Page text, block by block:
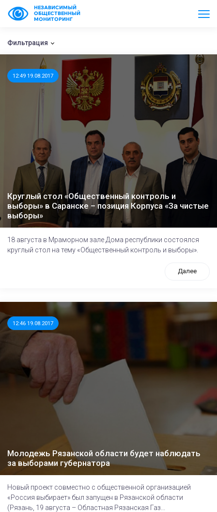
НЕЗАВИСИМЫЙ
ОБЩЕСТВЕННЫЙ
МОНИТОРИНГ
Фильтрация
12:49 19.08.2017
Круглый стол «Общественный контроль и
выборы» в Саранске – позиция Корпуса «За чистые
выборы»
18 августа в Мраморном зале Дома республики состоялся
круглый стол на тему «Общественный контроль и выборы».
Далее
12:46 19.08.2017
Молодежь Рязанской области будет наблюдать
за выборами губернатора
Новый проект совместно с общественной организацией
«Россия выбирает» был запущен в Рязанской области
(Рязань, 19 августа – Областная Рязанская Газ...